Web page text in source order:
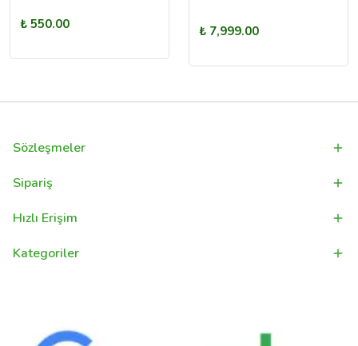
₺ 550.00 ₺ 7,999.00
Sözleşmeler
Sipariş
Hızlı Erişim
Kategoriler